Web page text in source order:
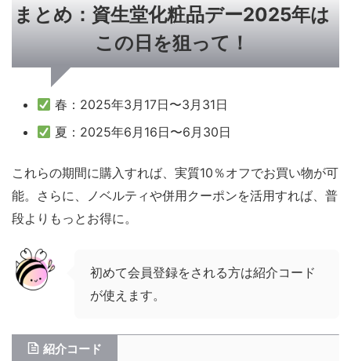
まとめ：資生堂化粧品デー2025年は
この日を狙って！
春：2025年3月17日〜3月31日
夏：2025年6月16日〜6月30日
これらの期間に購入すれば、実質10％オフでお買い物が可
能。さらに、ノベルティや併用クーポンを活用すれば、普
段よりもっとお得に。
初めて会員登録をされる方は紹介コード
が使えます。
紹介コード